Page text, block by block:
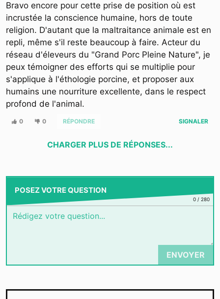
Bravo encore pour cette prise de position où est
incrustée la conscience humaine, hors de toute
religion. D'autant que la maltraitance animale est en
repli, même s'il reste beaucoup à faire. Acteur du
réseau d'éleveurs du "Grand Porc Pleine Nature", je
peux témoigner des efforts qui se multiplie pour
s'applique à l'éthologie porcine, et proposer aux
humains une nourriture excellente, dans le respect
profond de l'animal.
0 0 RÉPONDRE SIGNALER
CHARGER PLUS DE RÉPONSES...
POSEZ VOTRE QUESTION
0/ 280
ENVOYER